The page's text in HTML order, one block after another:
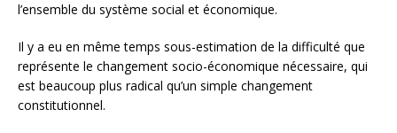
l’ensemble du système social et économique.
Il y a eu en même temps sous-estimation de la difficulté que
représente le changement socio-économique nécessaire, qui
est beaucoup plus radical qu’un simple changement
constitutionnel.